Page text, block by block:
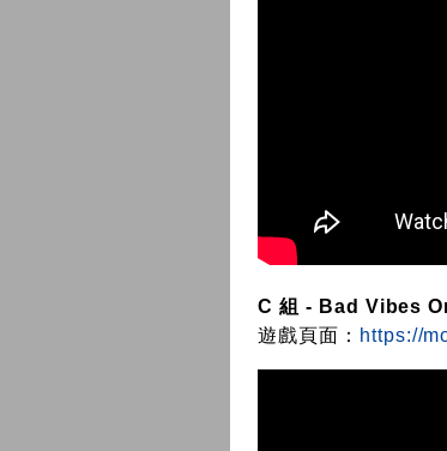
C 組 - Bad Vibes
遊戲頁面： https://